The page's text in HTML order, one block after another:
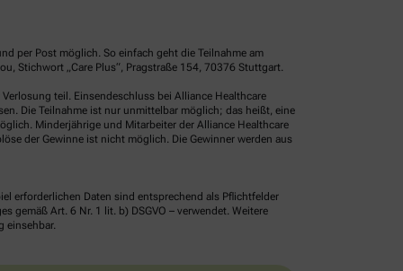
per Post möglich. So einfach geht die Teilnahme am
Stichwort „Care Plus“, Pragstraße 154, 70376 Stuttgart.
teil. Einsendeschluss bei Alliance Healthcare
Die Teilnahme ist nur unmittelbar möglich; das heißt, eine
Minderjährige und Mitarbeiter der Alliance Healthcare
der Gewinne ist nicht möglich. Die Gewinner werden aus
erforderlichen Daten sind entsprechend als Pflichtfelder
gemäß Art. 6 Nr. 1 lit. b) DSGVO – verwendet. Weitere
einsehbar.